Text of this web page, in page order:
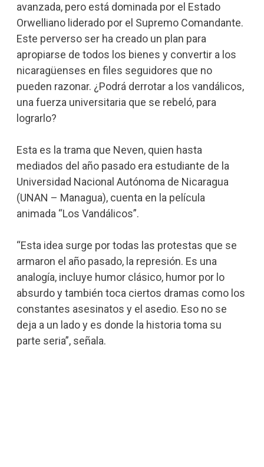
avanzada, pero está dominada por el Estado
Orwelliano liderado por el Supremo Comandante.
Este perverso ser ha creado un plan para
apropiarse de todos los bienes y convertir a los
nicaragüenses en files seguidores que no
pueden razonar. ¿Podrá derrotar a los vandálicos,
una fuerza universitaria que se rebeló, para
lograrlo?
Esta es la trama que Neven, quien hasta
mediados del año pasado era estudiante de la
Universidad Nacional Autónoma de Nicaragua
(UNAN – Managua), cuenta en la película
animada “Los Vandálicos”.
“Esta idea surge por todas las protestas que se
armaron el año pasado, la represión. Es una
analogía, incluye humor clásico, humor por lo
absurdo y también toca ciertos dramas como los
constantes asesinatos y el asedio. Eso no se
deja a un lado y es donde la historia toma su
parte seria”, señala.